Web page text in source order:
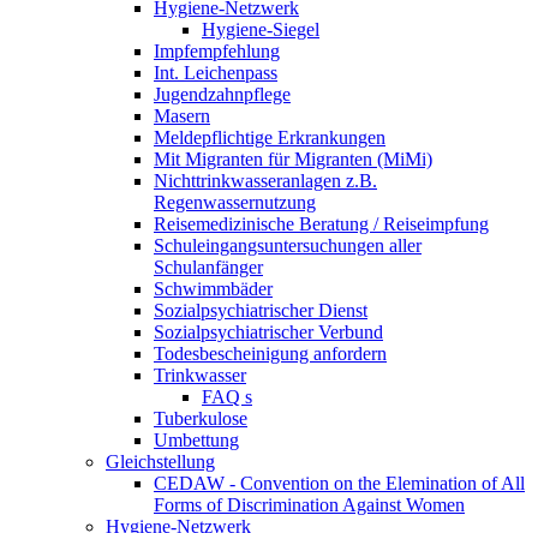
Hygiene-Netzwerk
Hygiene-Siegel
Impfempfehlung
Int. Leichenpass
Jugendzahnpflege
Masern
Meldepflichtige Erkrankungen
Mit Migranten für Migranten (MiMi)
Nichttrinkwasseranlagen z.B.
Regenwassernutzung
Reisemedizinische Beratung / Reiseimpfung
Schuleingangsuntersuchungen aller
Schulanfänger
Schwimmbäder
Sozialpsychiatrischer Dienst
Sozialpsychiatrischer Verbund
Todesbescheinigung anfordern
Trinkwasser
FAQ s
Tuberkulose
Umbettung
Gleichstellung
CEDAW - Convention on the Elemination of All
Forms of Discrimination Against Women
Hygiene-Netzwerk